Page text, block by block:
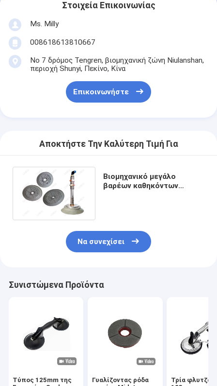
Στοιχεία Επικοινωνίας
Ms. Milly
008618613810667
Νο 7 δρόμος Tengren, βιομηχανική ζώνη Niulanshan,
περιοχή Shunyi, Πεκίνο, Κίνα
Επικοινωνήστε
Αποκτήστε Την Καλύτερη Τιμή Για
Βιομηχανικό μεγάλο
βαρέων καθηκόντων
Να συνεχίσει
Συνιστώμενα Προϊόντα
Τύπος 125mm της
Γυαλίζοντας ρόδα
Τρία